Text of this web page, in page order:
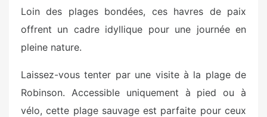
Loin des plages bondées, ces havres de paix
offrent un cadre idyllique pour une journée en
pleine nature.
Laissez-vous tenter par une visite à la plage de
Robinson. Accessible uniquement à pied ou à
vélo, cette plage sauvage est parfaite pour ceux